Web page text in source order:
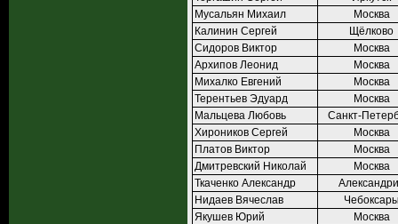
Мусальян Михаил
Москва
Калинин Сергей
Щёлково
Сидоров Виктор
Москва
Архипов Леонид
Москва
Михалко Евгений
Москва
Терентьев Эдуард
Москва
Мальцева Любовь
Санкт-
Хироников Сергей
Москва
Платов Виктор
Москва
Дмитревский Николай
Москва
Ткаченко Александр
Нидаев Вячеслав
Якушев Юрий
Москва